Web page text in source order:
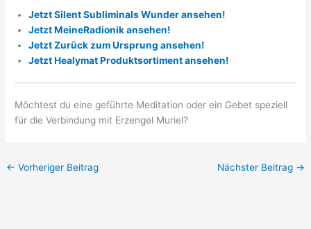
Jetzt Silent Subliminals Wunder ansehen!
Jetzt MeineRadionik ansehen!
Jetzt Zurück zum Ursprung ansehen!
Jetzt Healymat Produktsortiment ansehen!
Möchtest du eine geführte Meditation oder ein Gebet speziell
für die Verbindung mit Erzengel Muriel?
← Vorheriger Beitrag Nächster Beitrag →